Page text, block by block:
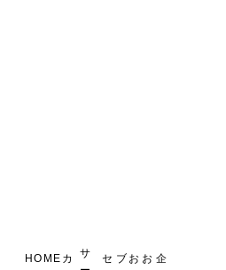
HOME カ
サ
セ ブ お お 企